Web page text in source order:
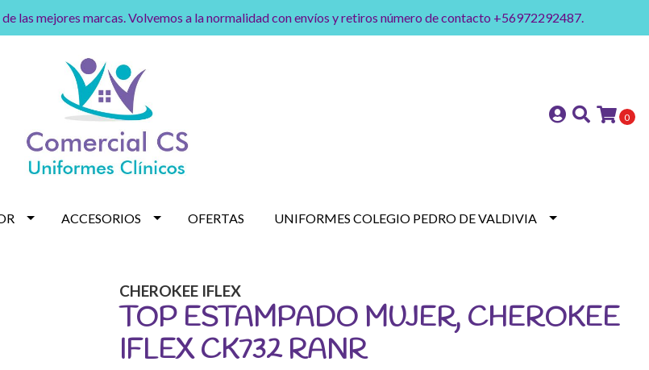
las mejores marcas. Volvemos a la normalidad con envíos y retiros número de contacto +56972292487.
0
ACCESORIOS OFERTAS UNIFORMES COLEGIO PEDRO DE VALDIVIA
CHEROKEE IFLEX
TOP ESTAMPADO MUJER, CHEROKEE
IFLEX CK732 RANR